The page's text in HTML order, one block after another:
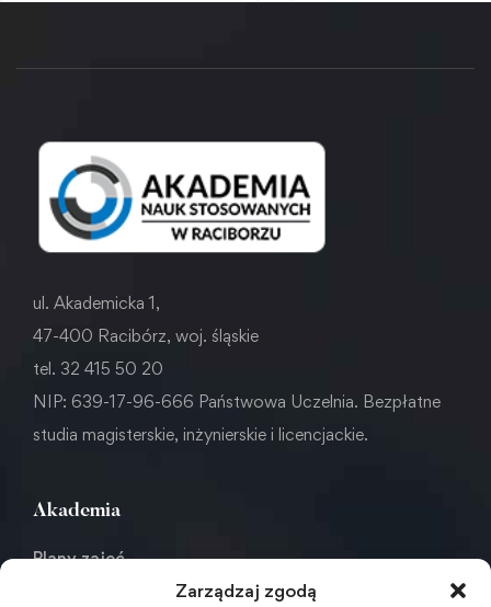
Zarządzaj zgodą
ul. Akademicka 1,
47-400 Racibórz, woj. śląskie
tel. 32 415 50 20
NIP: 639-17-96-666 Państwowa Uczelnia. Bezpłatne
studia magisterskie, inżynierskie i licencjackie.
Akademia
Plany zajęć